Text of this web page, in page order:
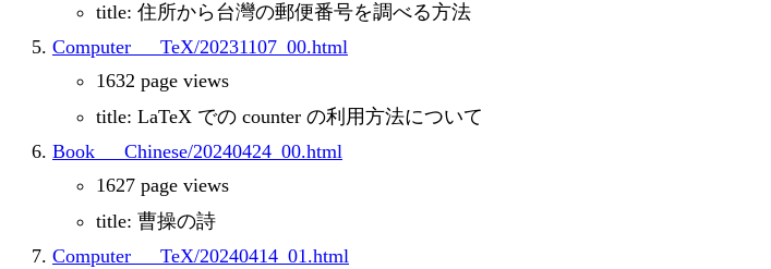
title: 住所から台灣の郵便番号を調べる方法
Computer___TeX/20231107_00.html
1632 page views
title: LaTeX での counter の利用方法について
Book___Chinese/20240424_00.html
1627 page views
title: 曹操の詩
Computer___TeX/20240414_01.html